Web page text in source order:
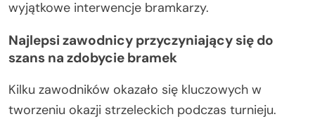
wyjątkowe interwencje bramkarzy.
Najlepsi zawodnicy przyczyniający się do
szans na zdobycie bramek
Kilku zawodników okazało się kluczowych w
tworzeniu okazji strzeleckich podczas turnieju.